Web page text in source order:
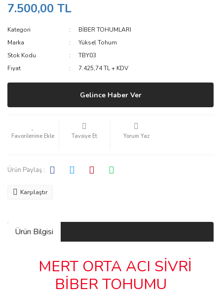
7.500,00 TL
Kategori
BİBER TOHUMLARI
Marka
Yüksel Tohum
Stok Kodu
TBY03
Fiyat
7.425,74 TL + KDV
Gelince Haber Ver
Tavsiye Et Yorum Yaz
Ürün Paylaş :
Karşılaştır
Ürün Bilgisi
MERT ORTA ACI SİVRİ
BİBER TOHUMU